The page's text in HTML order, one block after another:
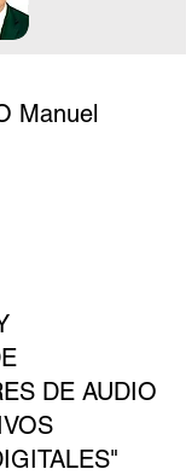
Manuel
DE AUDIO